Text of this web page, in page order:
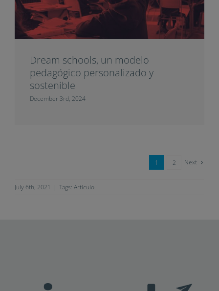
Dream schools, un modelo
pedagógico personalizado y
sostenible
December 3rd, 2024
1 2 Next
July 6th, 2021 | Tags: Artículo